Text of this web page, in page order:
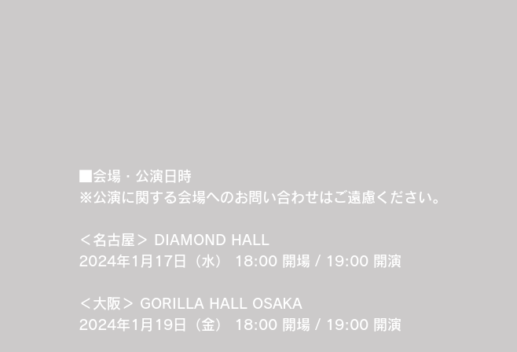
■会場・公演日時
※公演に関する会場へのお問い合わせはご遠慮ください。
＜名古屋＞ DIAMOND HALL
2024年1月17日（水） 18:00 開場 / 19:00 開演
＜大阪＞ GORILLA HALL OSAKA
2024年1月19日（金） 18:00 開場 / 19:00 開演